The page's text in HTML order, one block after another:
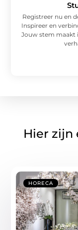
Registreer nu en
Inspireer en
Jouw stem maakt
Hier zijn
HORECA